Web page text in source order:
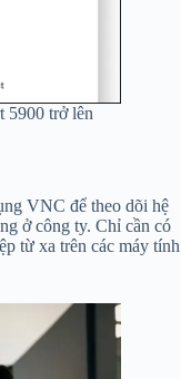
5900 trở lên
VNC để theo dõi hệ
ở công ty. Chỉ cần có
từ xa trên các máy tính